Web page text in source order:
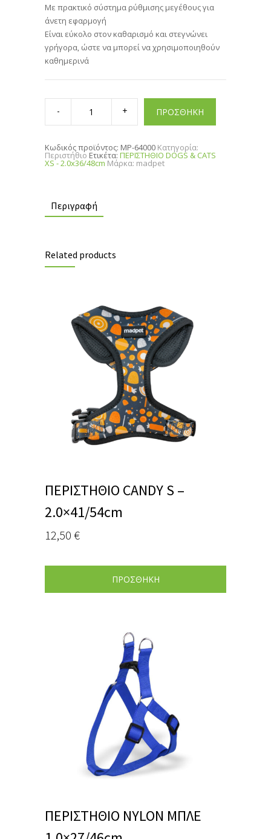
Με πρακτικό σύστημα ρύθμισης μεγέθους για
άνετη εφαρμογή
Είναι εύκολο στον καθαρισμό και στεγνώνει
γρήγορα, ώστε να μπορεί να χρησιμοποιηθούν
καθημερινά
ΠΕΡΙΣΤΗΘΙΟ
DOGS
CATS
2.0x36/48cm
quantity
ΠΡΟΣΘΗΚΗ
Κωδικός προϊόντος: MP-64000 Κατηγορία:
Περιστήθιο Ετικέτα: ΠΕΡΙΣΤΗΘΙΟ DOGS & CATS
XS - 2.0x36/48cm Μάρκα: madpet
Περιγραφή
Related products
ΠΕΡΙΣΤΗΘΙΟ CANDY S –
2.0×41/54cm
12,50 €
ΠΡΟΣΘΗΚΗ
ΠΕΡΙΣΤΗΘΙΟ NYLON ΜΠΛΕ